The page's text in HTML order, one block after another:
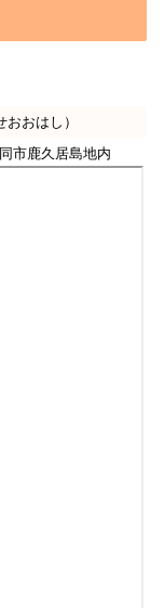
おはし）
市鹿久居島地内